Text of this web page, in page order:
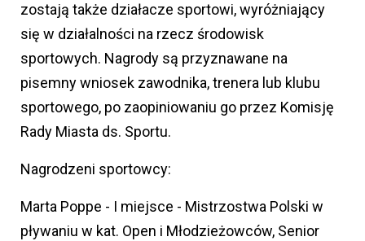
zostają także działacze sportowi, wyróżniający
się w działalności na rzecz środowisk
sportowych. Nagrody są przyznawane na
pisemny wniosek zawodnika, trenera lub klubu
sportowego, po zaopiniowaniu go przez Komisję
Rady Miasta ds. Sportu.
Nagrodzeni sportowcy:
Marta Poppe - I miejsce - Mistrzostwa Polski w
pływaniu w kat. Open i Młodzieżowców, Senior